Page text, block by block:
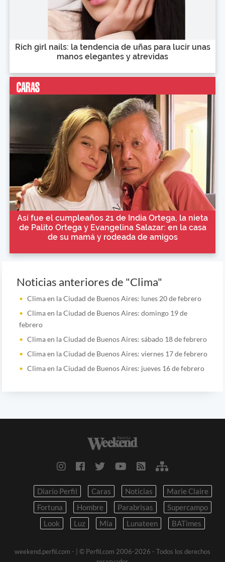
Rich girl nails: la tendencia de uñas para lucir unas
manos elegantes y atrevidas
Así fue el cumpleaños 21 de India Ortega, la nieta
de Palito Ortega y Evangelina Salazar: en la casa
de su mamá y rodeada de amigos
Noticias anteriores de "Clima"
Clima en la Ciudad de Buenos Aires: lunes 20 de febrero
Clima en la Ciudad de Buenos Aires: domingo 19 de
febrero
Clima en la Ciudad de Buenos Aires: sábado 18 de febrero
Clima en la Ciudad de Buenos Aires: viernes 17 de febrero
Clima en la Ciudad de Buenos Aires: jueves 16 de febrero
Diario Perfil Caras Noticias
Marie Claire
Fortuna
Hombre Parabrisas
Supercampo
Look
Luz Mia Lunateen BATimes
weekend.perfil.com -
| © Perfil.com 2006-2026 - Todos los derechos